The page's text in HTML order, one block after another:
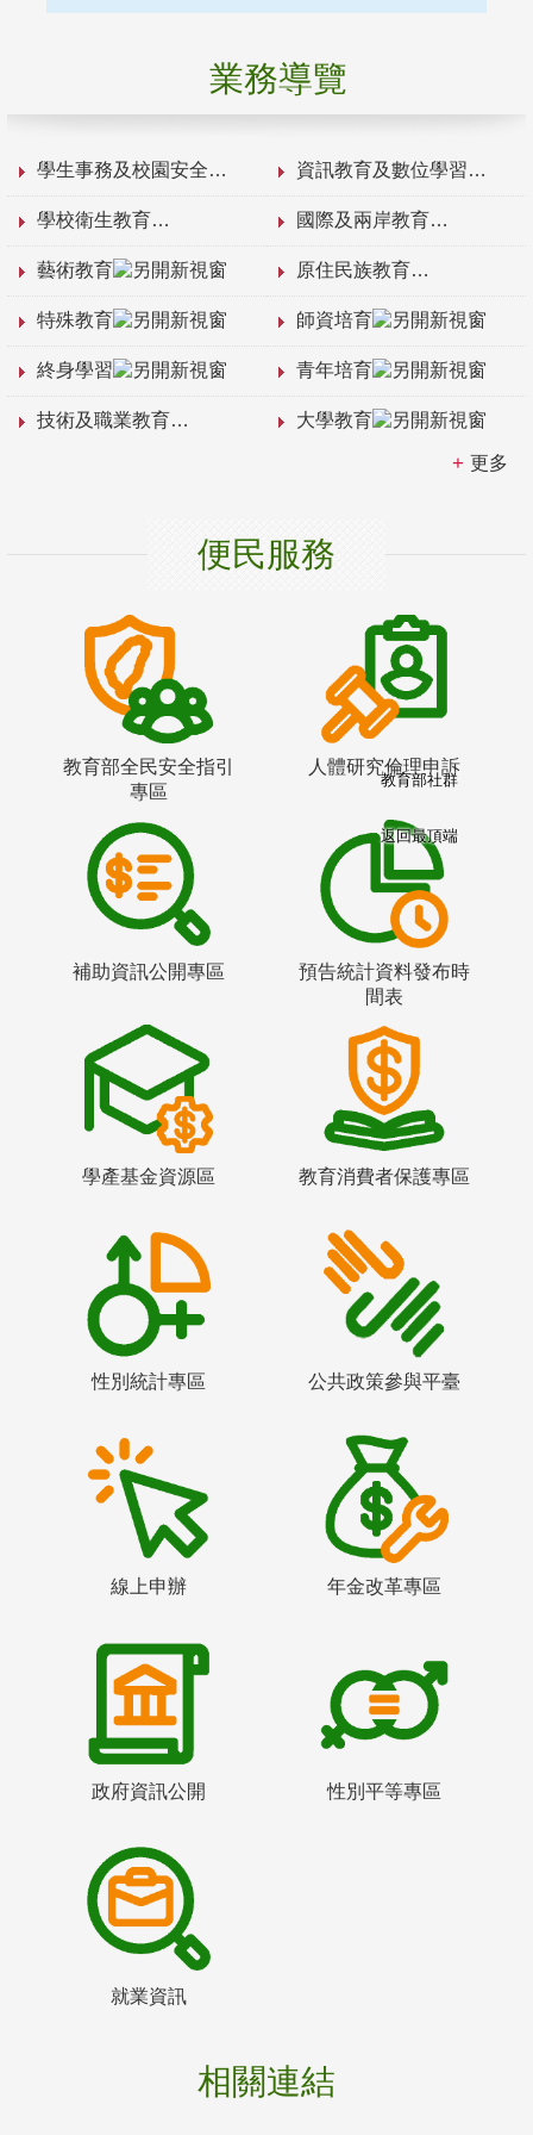
業務導覽
學生事務及校園安全 資訊教育及數位學習
學校衛生教育 國際及兩岸教育
藝術教育 原住民族教育
特殊教育 師資培育
終身學習 青年培育
技術及職業教育 大學教育
更多
便民服務
教育部全民安全指引
專區
人體研究倫理申訴
補助資訊公開專區
預告統計資料發布時
間表
學產基金資源區 教育消費者保護專區
性別統計專區 公共政策參與平臺
線上申辦 年金改革專區
政府資訊公開 性別平等專區
就業資訊
相關連結
教育部社群
返回最頂端